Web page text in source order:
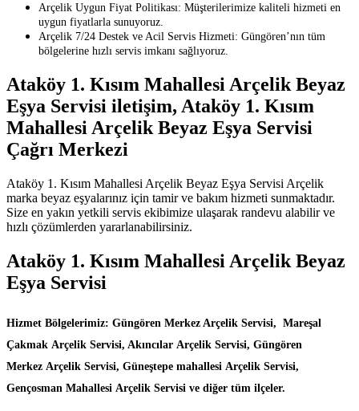
Arçelik Uygun Fiyat Politikası: Müşterilerimize kaliteli hizmeti en
uygun fiyatlarla sunuyoruz.
Arçelik 7/24 Destek ve Acil Servis Hizmeti: Güngören’nın tüm
bölgelerine hızlı servis imkanı sağlıyoruz.
Ataköy 1. Kısım Mahallesi Arçelik Beyaz
Eşya Servisi iletişim, Ataköy 1. Kısım
Mahallesi Arçelik Beyaz Eşya Servisi
Çağrı Merkezi
Ataköy 1. Kısım Mahallesi Arçelik Beyaz Eşya Servisi Arçelik
marka beyaz eşyalarınız için tamir ve bakım hizmeti sunmaktadır.
Size en yakın yetkili servis ekibimize ulaşarak randevu alabilir ve
hızlı çözümlerden yararlanabilirsiniz.
Ataköy 1. Kısım Mahallesi Arçelik Beyaz
Eşya Servisi
Hizmet Bölgelerimiz: Güngören Merkez Arçelik Servisi, Mareşal
Çakmak Arçelik Servisi, Akıncılar Arçelik Servisi, Güngören
Merkez Arçelik Servisi, Güneştepe mahallesi Arçelik Servisi,
Gençosman Mahallesi Arçelik Servisi ve diğer tüm ilçeler.